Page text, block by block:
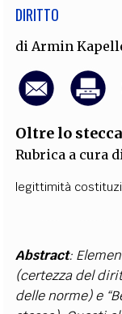
DIRITTO
di Armin
Oltre lo
Rubrica a cura di
legittimità
Abstract:
(certezza del
delle norme) e